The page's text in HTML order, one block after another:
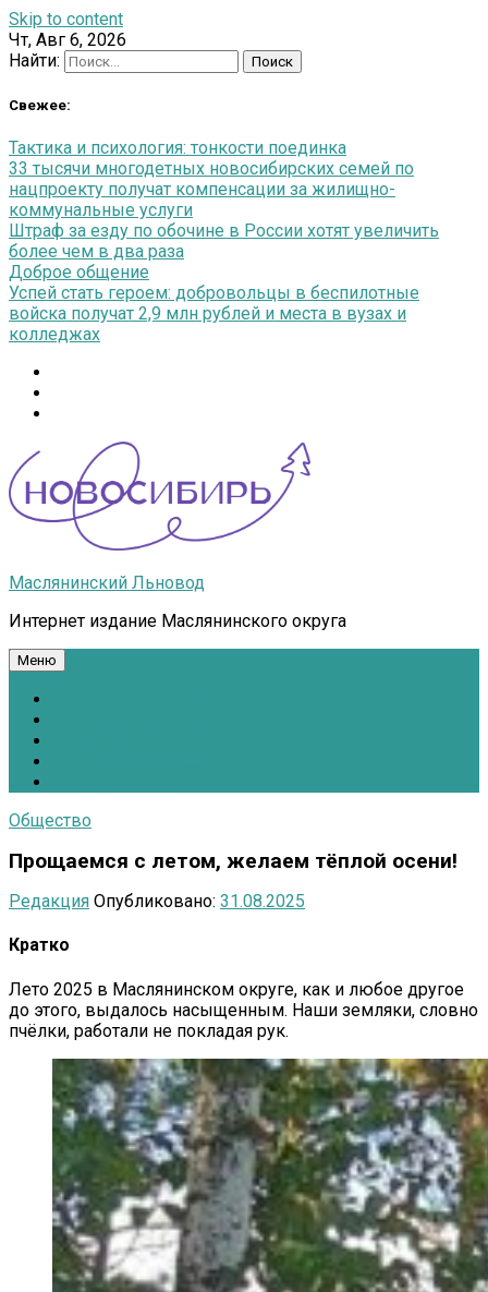
Skip to content
Чт, Авг 6, 2026
Найти:
Свежее:
Тактика и психология: тонкости поединка
33 тысячи многодетных новосибирских семей по
нацпроекту получат компенсации за жилищно-
коммунальные услуги
Штраф за езду по обочине в России хотят увеличить
более чем в два раза
Доброе общение
Успей стать героем: добровольцы в беспилотные
войска получат 2,9 млн рублей и места в вузах и
колледжах
Маслянинский Льновод
Интернет издание Маслянинского округа
Меню
Общество
Прощаемся с летом, желаем тёплой осени!
Редакция Опубликовано: 31.08.2025
Кратко
Лето 2025 в Маслянинском округе, как и любое другое
до этого, выдалось насыщенным. Наши земляки, словно
пчёлки, работали не покладая рук.